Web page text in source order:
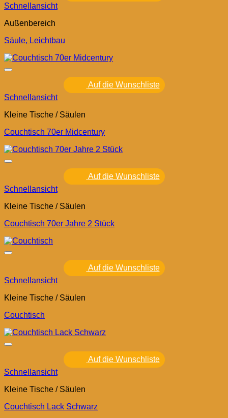
Schnellansicht
Außenbereich
Säule, Leichtbau
Auf die Wunschliste
Schnellansicht
Kleine Tische / Säulen
Couchtisch 70er Midcentury
Auf die Wunschliste
Schnellansicht
Kleine Tische / Säulen
Couchtisch 70er Jahre 2 Stück
Auf die Wunschliste
Schnellansicht
Kleine Tische / Säulen
Couchtisch
Auf die Wunschliste
Schnellansicht
Kleine Tische / Säulen
Couchtisch Lack Schwarz